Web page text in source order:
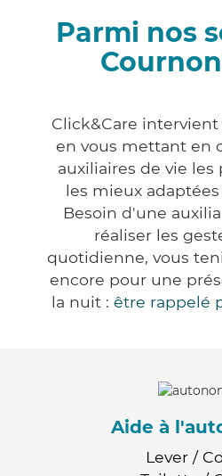
Parmi nos
Click&Care
en vous mettant en
auxiliaires de vie
les mieux adaptées
Besoin d'une
réaliser les
quotidienne, vous
encore pour une
la nuit : être rappelé
Aide à
Lever /